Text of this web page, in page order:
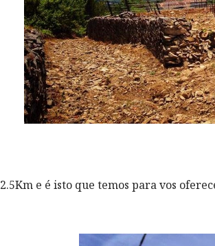
2.5Km e é isto que temos para vos